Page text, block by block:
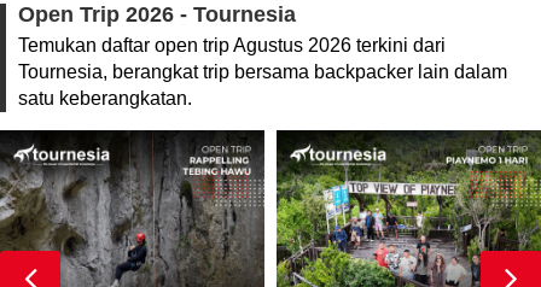
Open Trip 2026 - Tournesia
Temukan daftar open trip Agustus 2026 terkini dari
Tournesia, berangkat trip bersama backpacker lain dalam
satu keberangkatan.